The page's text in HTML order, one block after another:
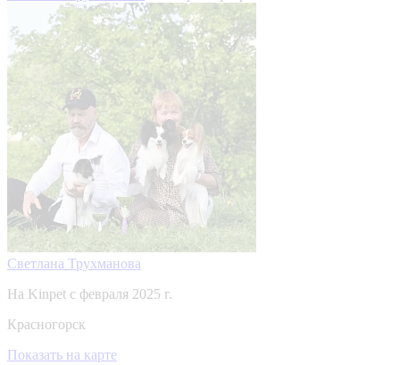
Светлана Трухманова
На Kinpet c февраля 2025 г.
Красногорск
Показать на карте